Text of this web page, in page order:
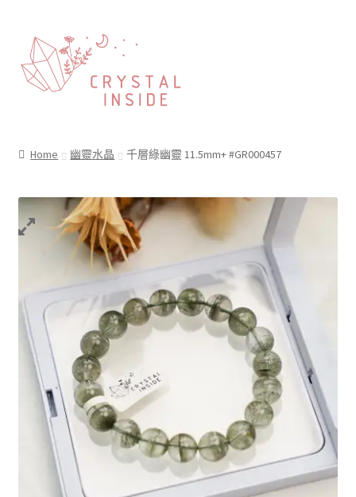
Home 幽靈水晶 千層綠幽靈 11.5mm+ #GR000457